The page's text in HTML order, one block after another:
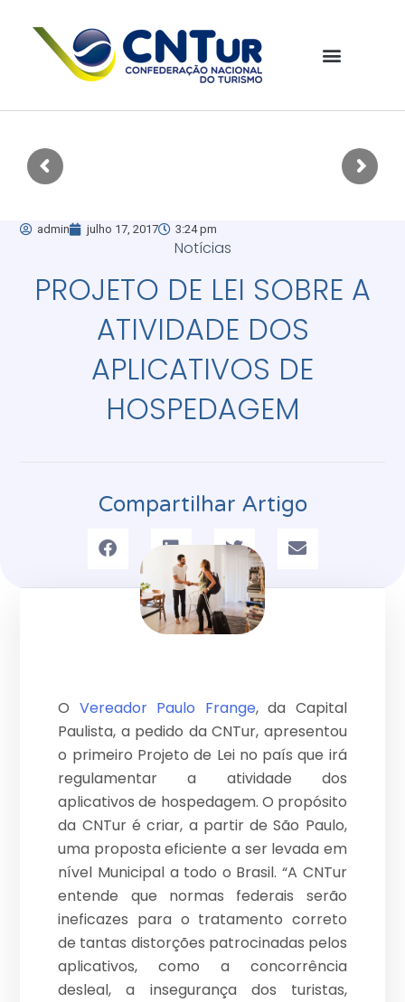
admin julho 17, 2017 3:24 pm
Notícias
PROJETO DE LEI SOBRE A
ATIVIDADE DOS
APLICATIVOS DE
HOSPEDAGEM
Compartilhar Artigo
O Vereador Paulo Frange, da Capital
Paulista, a pedido da CNTur, apresentou
o primeiro Projeto de Lei no país que irá
regulamentar a atividade dos
aplicativos de hospedagem. O propósito
da CNTur é criar, a partir de São Paulo,
uma proposta eficiente a ser levada em
nível Municipal a todo o Brasil. “A CNTur
entende que normas federais serão
ineficazes para o tratamento correto
de tantas distorções patrocinadas pelos
aplicativos, como a concorrência
desleal, a insegurança dos turistas,